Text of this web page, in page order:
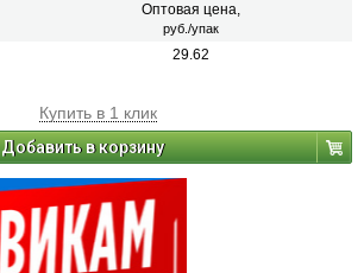
Оптовая цена,
руб./упак
29.62
Купить в 1 клик
Добавить в корзину